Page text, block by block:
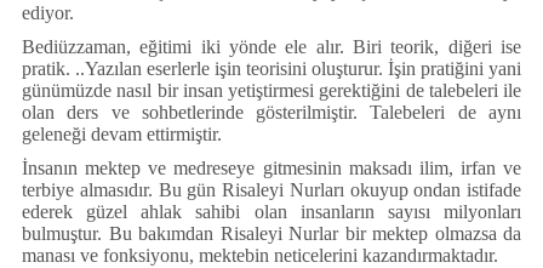
ediyor.
Bediüzzaman, eğitimi iki yönde ele alır. Biri teorik, diğeri ise
pratik. ..Yazılan eserlerle işin teorisini oluşturur. İşin pratiğini yani
günümüzde nasıl bir insan yetiştirmesi gerektiğini de talebeleri ile
olan ders ve sohbetlerinde gösterilmiştir. Talebeleri de aynı
geleneği devam ettirmiştir.
İnsanın mektep ve medreseye gitmesinin maksadı ilim, irfan ve
terbiye almasıdır. Bu gün Risaleyi Nurları okuyup ondan istifade
ederek güzel ahlak sahibi olan insanların sayısı milyonları
bulmuştur. Bu bakımdan Risaleyi Nurlar bir mektep olmazsa da
manası ve fonksiyonu, mektebin neticelerini kazandırmaktadır.